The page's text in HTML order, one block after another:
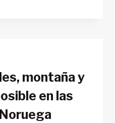
montaña y
en las